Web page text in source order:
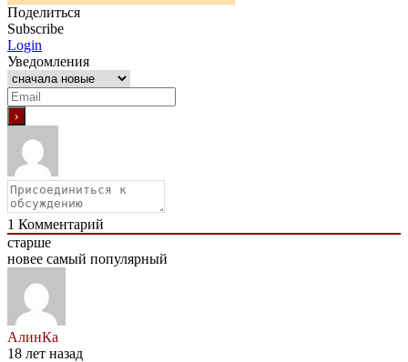
Поделиться
Subscribe
Login
Уведомления
1 Комментарий
старше
новее самый популярный
АлинКа
18 лет назад